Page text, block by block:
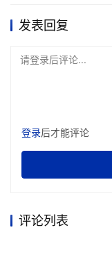
发表回复
请登录后评论...
登录后才能评论
评论列表